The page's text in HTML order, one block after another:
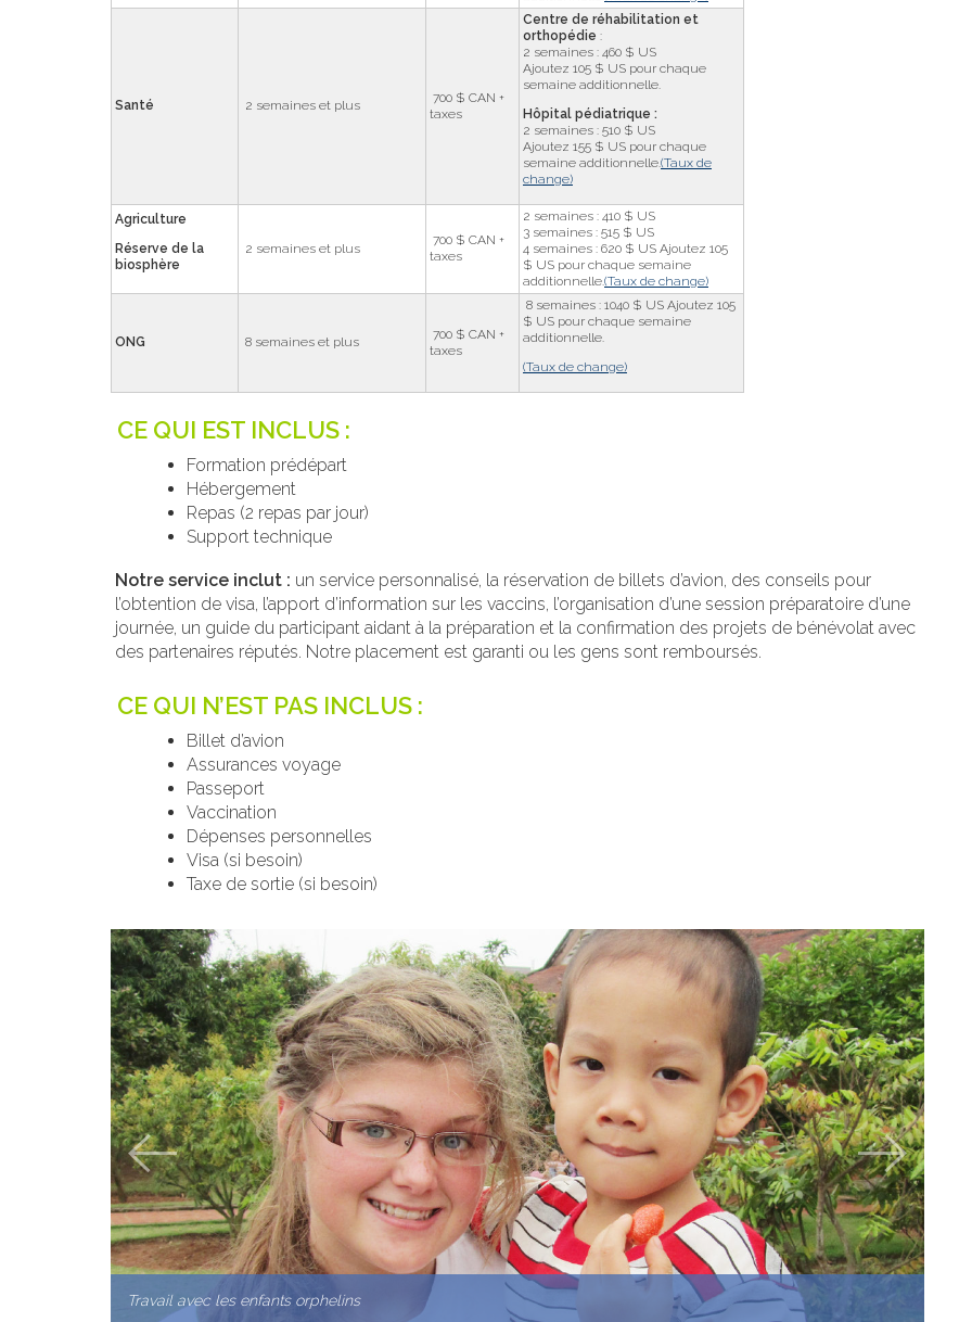
Santé 2 semaines et plus
700 $ CAN +
taxes
Centre de réhabilitation et
orthopédie :
2 semaines : 460 $ US
Ajoutez 105 $ US pour chaque
semaine additionnelle.
Hôpital pédiatrique :
2 semaines : 510 $ US
Ajoutez 155 $ US pour chaque
semaine additionnelle.(Taux de
change)
Agriculture
Réserve de la
biosphère
2 semaines et plus
700 $ CAN +
taxes
2 semaines : 410 $ US
3 semaines : 515 $ US
4 semaines : 620 $ US Ajoutez 105
$ US pour chaque semaine
additionnelle.(Taux de change)
ONG 8 semaines et plus
700 $ CAN +
taxes
8 semaines : 1040 $ US Ajoutez 105
$ US pour chaque semaine
additionnelle.
(Taux de change)
CE QUI EST INCLUS :
Formation prédépart
Hébergement
Repas (2 repas par jour)
Support technique
Notre service inclut : un service personnalisé, la réservation de billets d’avion, des conseils pour
l’obtention de visa, l’apport d’information sur les vaccins, l’organisation d’une session préparatoire d’une
journée, un guide du participant aidant à la préparation et la confirmation des projets de bénévolat avec
des partenaires réputés. Notre placement est garanti ou les gens sont remboursés.
CE QUI N’EST PAS INCLUS :
Billet d’avion
Assurances voyage
Passeport
Vaccination
Dépenses personnelles
Visa (si besoin)
Taxe de sortie (si besoin)
Travail avec les enfants orphelins